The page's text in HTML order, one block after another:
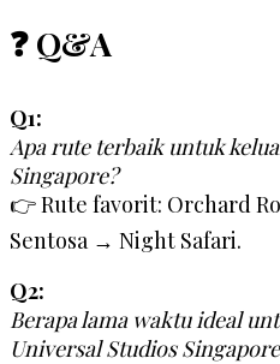
❓ Q&A
Q1:
Apa rute terbaik untuk
Singapore?
👉 Rute favorit: Orchard
Sentosa → Night Safari.
Q2:
Berapa lama waktu ideal
Universal Studios